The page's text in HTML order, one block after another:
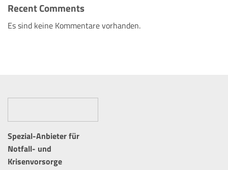
Recent Comments
Es sind keine Kommentare vorhanden.
Spezial-Anbieter für
Notfall- und
Krisenvorsorge